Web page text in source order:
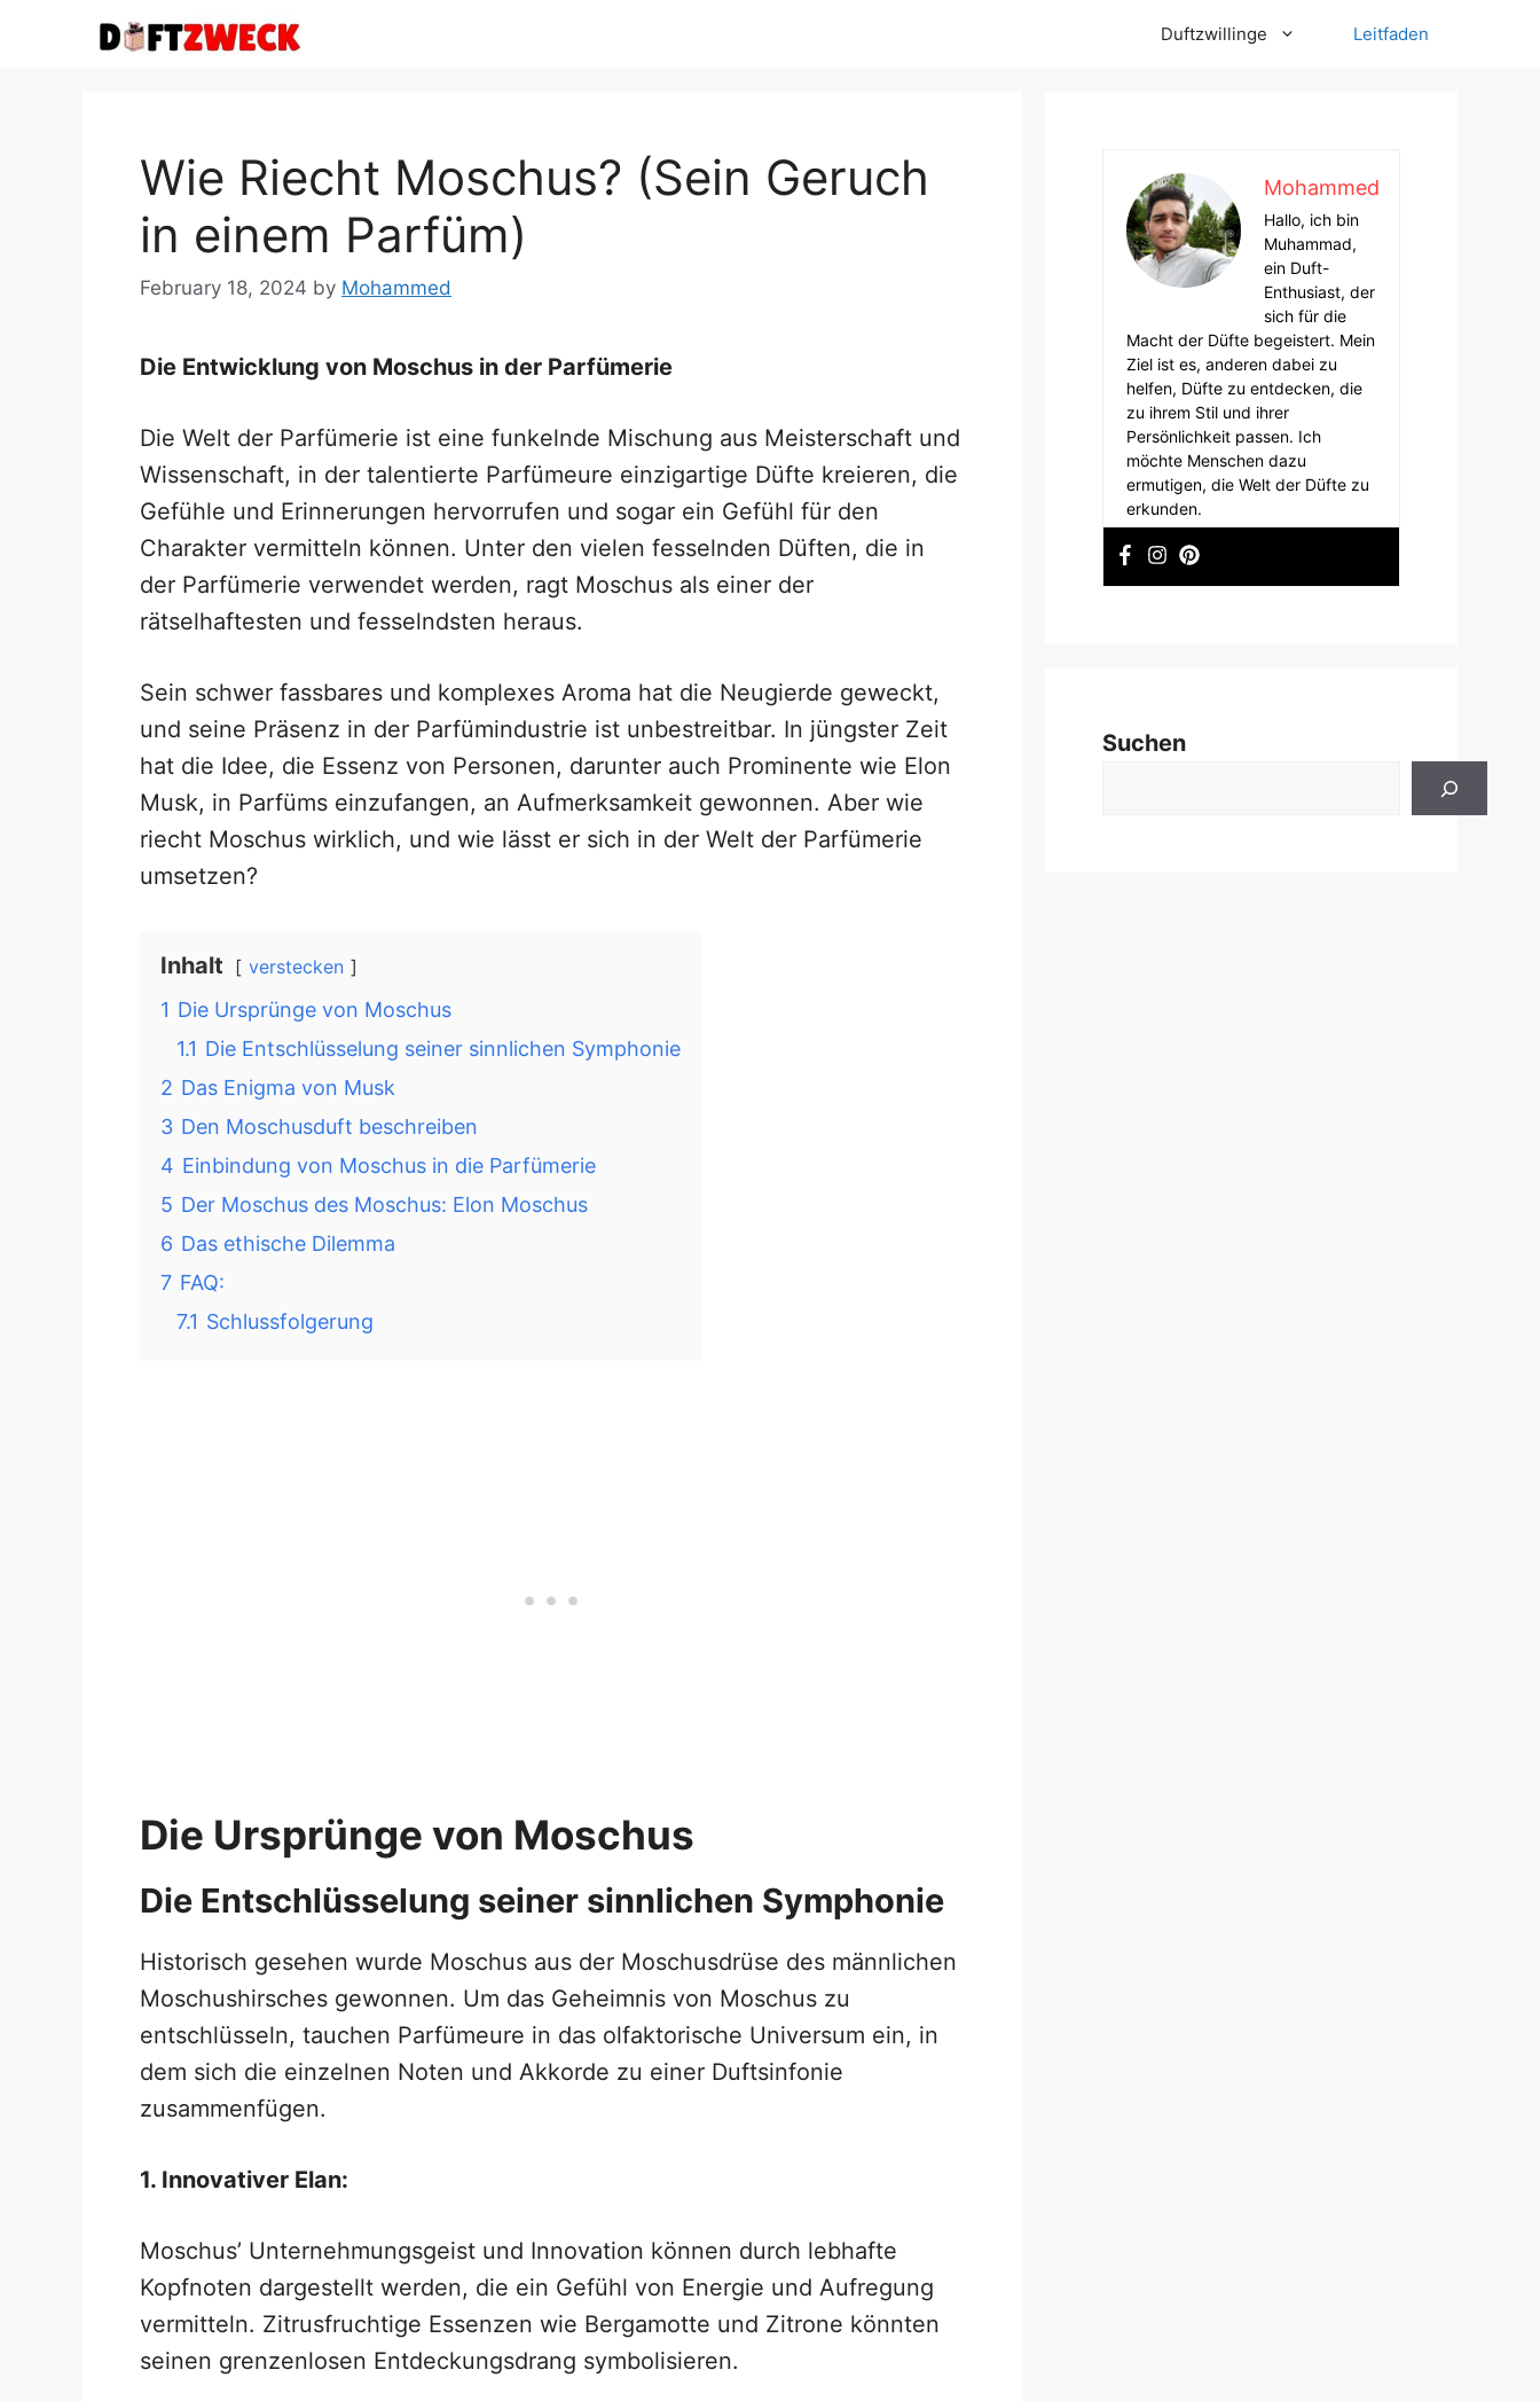
Duftzwillinge Leitfaden
Wie Riecht Moschus? (Sein Geruch
in einem Parfüm)
February 18, 2024 by Mohammed
Die Entwicklung von Moschus in der Parfümerie
Die Welt der Parfümerie ist eine funkelnde Mischung aus Meisterschaft und
Wissenschaft, in der talentierte Parfümeure einzigartige Düfte kreieren, die
Gefühle und Erinnerungen hervorrufen und sogar ein Gefühl für den
Charakter vermitteln können. Unter den vielen fesselnden Düften, die in
der Parfümerie verwendet werden, ragt Moschus als einer der
rätselhaftesten und fesselndsten heraus.
Sein schwer fassbares und komplexes Aroma hat die Neugierde geweckt,
und seine Präsenz in der Parfümindustrie ist unbestreitbar. In jüngster Zeit
hat die Idee, die Essenz von Personen, darunter auch Prominente wie Elon
Musk, in Parfüms einzufangen, an Aufmerksamkeit gewonnen. Aber wie
riecht Moschus wirklich, und wie lässt er sich in der Welt der Parfümerie
umsetzen?
Inhalt verstecken
1 Die Ursprünge von Moschus
1.1 Die Entschlüsselung seiner sinnlichen Symphonie
2 Das Enigma von Musk
3 Den Moschusduft beschreiben
4 Einbindung von Moschus in die Parfümerie
5 Der Moschus des Moschus: Elon Moschus
6 Das ethische Dilemma
7 FAQ:
7.1 Schlussfolgerung
Die Ursprünge von Moschus
Die Entschlüsselung seiner sinnlichen Symphonie
Historisch gesehen wurde Moschus aus der Moschusdrüse des männlichen
Moschushirsches gewonnen. Um das Geheimnis von Moschus zu
entschlüsseln, tauchen Parfümeure in das olfaktorische Universum ein, in
dem sich die einzelnen Noten und Akkorde zu einer Duftsinfonie
zusammenfügen.
1. Innovativer Elan:
Moschus’ Unternehmungsgeist und Innovation können durch lebhafte
Kopfnoten dargestellt werden, die ein Gefühl von Energie und Aufregung
vermitteln. Zitrusfruchtige Essenzen wie Bergamotte und Zitrone könnten
seinen grenzenlosen Entdeckungsdrang symbolisieren.
Mohammed
Hallo, ich bin
Muhammad,
ein Duft-
Enthusiast, der
sich für die
Macht der Düfte begeistert. Mein
Ziel ist es, anderen dabei zu
helfen, Düfte zu entdecken, die
zu ihrem Stil und ihrer
Persönlichkeit passen. Ich
möchte Menschen dazu
ermutigen, die Welt der Düfte zu
erkunden.
Suchen